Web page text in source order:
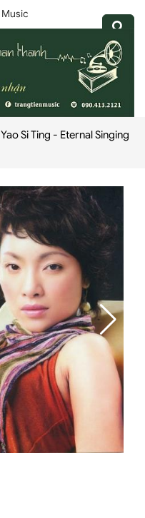
Yao Si Ting - Eternal Singing